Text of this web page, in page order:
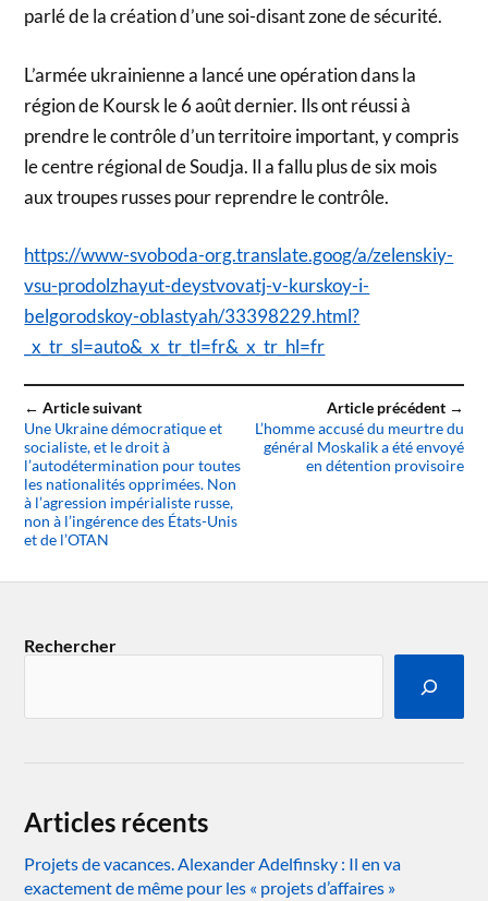
parlé de la création d’une soi-disant zone de sécurité.
L’armée ukrainienne a lancé une opération dans la
région de Koursk le 6 août dernier. Ils ont réussi à
prendre le contrôle d’un territoire important, y compris
le centre régional de Soudja. Il a fallu plus de six mois
aux troupes russes pour reprendre le contrôle.
https://www-svoboda-org.translate.goog/a/zelenskiy-
vsu-prodolzhayut-deystvovatj-v-kurskoy-i-
belgorodskoy-oblastyah/33398229.html?
_x_tr_sl=auto&_x_tr_tl=fr&_x_tr_hl=fr
← Article suivant
Une Ukraine démocratique et
socialiste, et le droit à
l’autodétermination pour toutes
les nationalités opprimées. Non
à l’agression impérialiste russe,
non à l’ingérence des États-Unis
et de l’OTAN
Article précédent →
L’homme accusé du meurtre du
général Moskalik a été envoyé
en détention provisoire
Rechercher
Articles récents
Projets de vacances. Alexander Adelfinsky : Il en va
exactement de même pour les « projets d’affaires »